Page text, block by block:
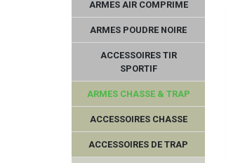
ARMES AIR COMPRIME
ARMES POUDRE NOIRE
ACCESSOIRES TIR
SPORTIF
ARMES CHASSE & TRAP
ACCESSOIRES CHASSE
ACCESSOIRES DE TRAP